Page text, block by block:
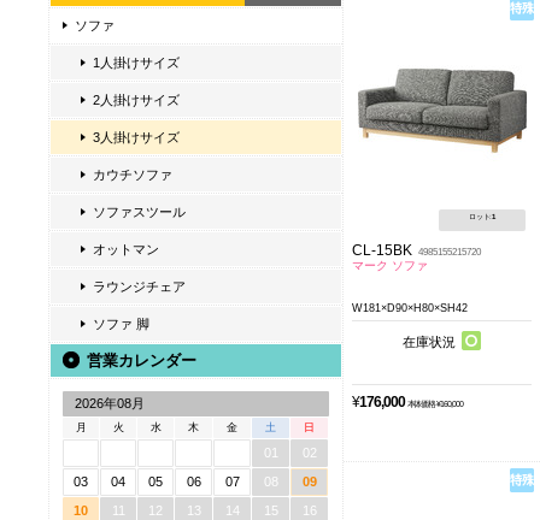
ソファ
1人掛けサイズ
2人掛けサイズ
3人掛けサイズ
カウチソファ
ソファスツール
オットマン
ラウンジチェア
ソファ 脚
営業カレンダー
2026年08月
月 火 水 木 金 土 日
01
02
03
04 05 06 07 08
09
10
11 12 13 14 15
16
ロット:1
CL-15BK 4985155215720
マーク ソファ
W181×D90×H80×SH42
在庫状況
¥176,000 本体価格 ¥160,000